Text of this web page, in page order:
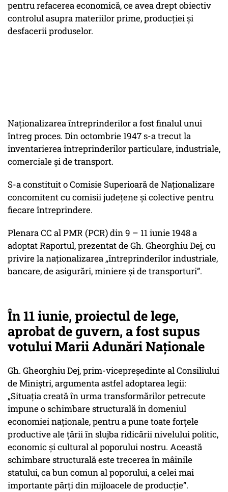
pentru refacerea economică, ce avea drept obiectiv
controlul asupra materiilor prime, producţiei şi
desfacerii produselor.
Naţionalizarea întreprinderilor a fost finalul unui
întreg proces. Din octombrie 1947 s-a trecut la
inventarierea întreprinderilor particulare, industriale,
comerciale şi de transport.
S-a constituit o Comisie Superioară de Naţionalizare
concomitent cu comisii judeţene şi colective pentru
fiecare întreprindere.
Plenara CC al PMR (PCR) din 9 – 11 iunie 1948 a
adoptat Raportul, prezentat de Gh. Gheorghiu Dej, cu
privire la naţionalizarea „întreprinderilor industriale,
bancare, de asigurări, miniere şi de transporturi”.
În 11 iunie, proiectul de lege,
aprobat de guvern, a fost supus
votului Marii Adunări Naţionale
Gh. Gheorghiu Dej, prim-vicepreşedinte al Consiliului
de Miniştri, argumenta astfel adoptarea legii:
„Situaţia creată în urma transformărilor petrecute
impune o schimbare structurală în domeniul
economiei naţionale, pentru a pune toate forţele
productive ale ţării în slujba ridicării nivelului politic,
economic şi cultural al poporului nostru. Această
schimbare structurală este trecerea în mâinile
statului, ca bun comun al poporului, a celei mai
importante părţi din mijloacele de producţie”.